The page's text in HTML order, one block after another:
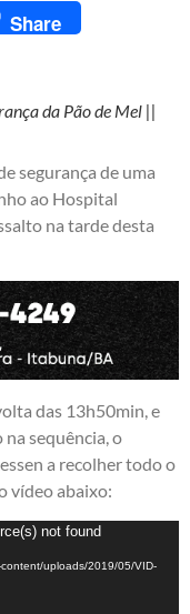
Share
da Pão de Mel ||
segurança de uma
ao Hospital
na tarde desta
das 13h50min, e
sequência, o
a recolher todo o
vídeo abaixo:
not found
uploads/2019/05/VID-